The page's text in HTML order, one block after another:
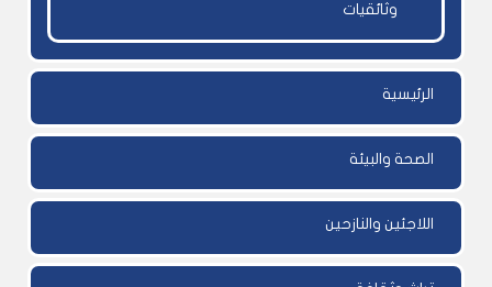
وثائقيات
الرئيسية
الصحة والبيئة
اللاجئين والنازحين